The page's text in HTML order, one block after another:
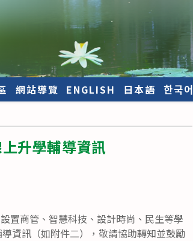
網站導覽 ENGLISH 日本語 한국어
升學輔導資訊
置商管、智慧科技、設計時尚、民生等學
資訊（如附件二），敬請協助轉知並鼓勵